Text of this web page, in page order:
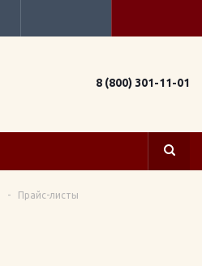
8 (800) 301-11-01
- Прайс-листы